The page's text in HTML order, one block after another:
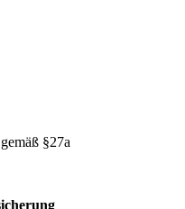
§27a